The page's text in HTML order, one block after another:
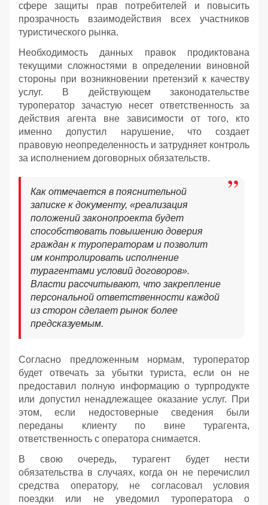
сфере защиты прав потребителей и повысить
прозрачность взаимодействия всех участников
туристического рынка.
Необходимость данных правок продиктована
текущими сложностями в определении виновной
стороны при возникновении претензий к качеству
услуг. В действующем законодательстве
туроператор зачастую несет ответственность за
действия агента вне зависимости от того, кто
именно допустил нарушение, что создает
правовую неопределенность и затрудняет контроль
за исполнением договорных обязательств.
Как отмечается в пояснительной
записке к документу, «реализация
положений законопроекта будет
способствовать повышению доверия
граждан к туроператорам и позволит
им контролировать исполнение
турагентами условий договоров».
Власти рассчитывают, что закрепление
персональной ответственности каждой
из сторон сделает рынок более
предсказуемым.
Согласно предложенным нормам, туроператор
будет отвечать за убытки туриста, если он не
предоставил полную информацию о турпродукте
или допустил ненадлежащее оказание услуг. При
этом, если недостоверные сведения были
переданы клиенту по вине турагента,
ответственность с оператора снимается.
В свою очередь, турагент будет нести
обязательства в случаях, когда он не перечислил
средства оператору, не согласовал условия
поездки или не уведомил туроператора о